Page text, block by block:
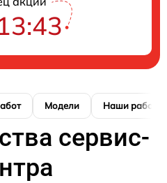
Модели Наши работы
сервис-